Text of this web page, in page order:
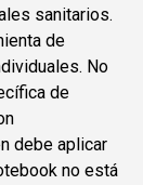
sanitarios.
de
No
de
debe aplicar
no está